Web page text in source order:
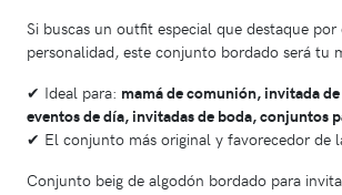
Si buscas un outfit especial que destaque
personalidad, este conjunto bordado será tu
✔ Ideal para: mamá de comunión, invitada
eventos de día, invitadas de boda, conjuntos
✔ El conjunto más original y favorecedor de
Conjunto beig de algodón bordado para